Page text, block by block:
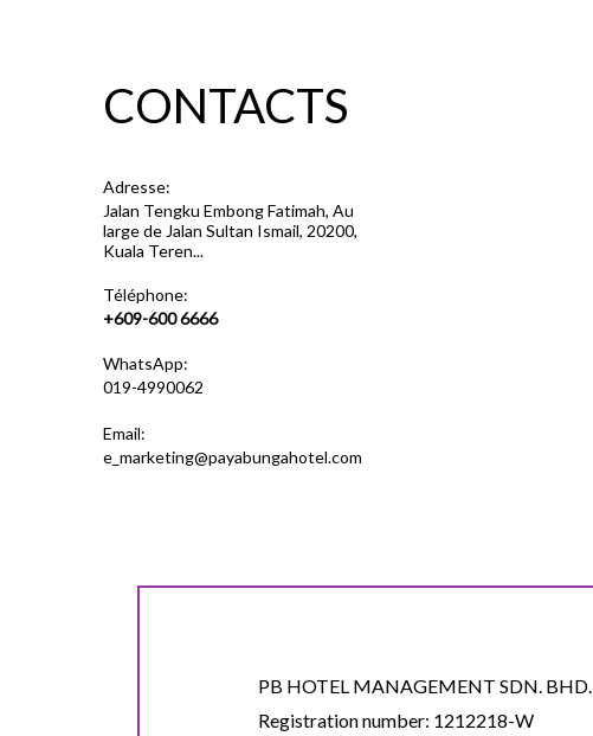
CONTACTS
Adresse:
Jalan Tengku Embong Fatimah, Au
large de Jalan Sultan Ismail, 20200,
Kuala Teren...
Téléphone:
+609-600 6666
WhatsApp:
019-4990062
Email:
e_marketing@payabungahotel.com
PB HOTEL MANAGEMENT SDN. BHD.
Registration number: 1212218-W